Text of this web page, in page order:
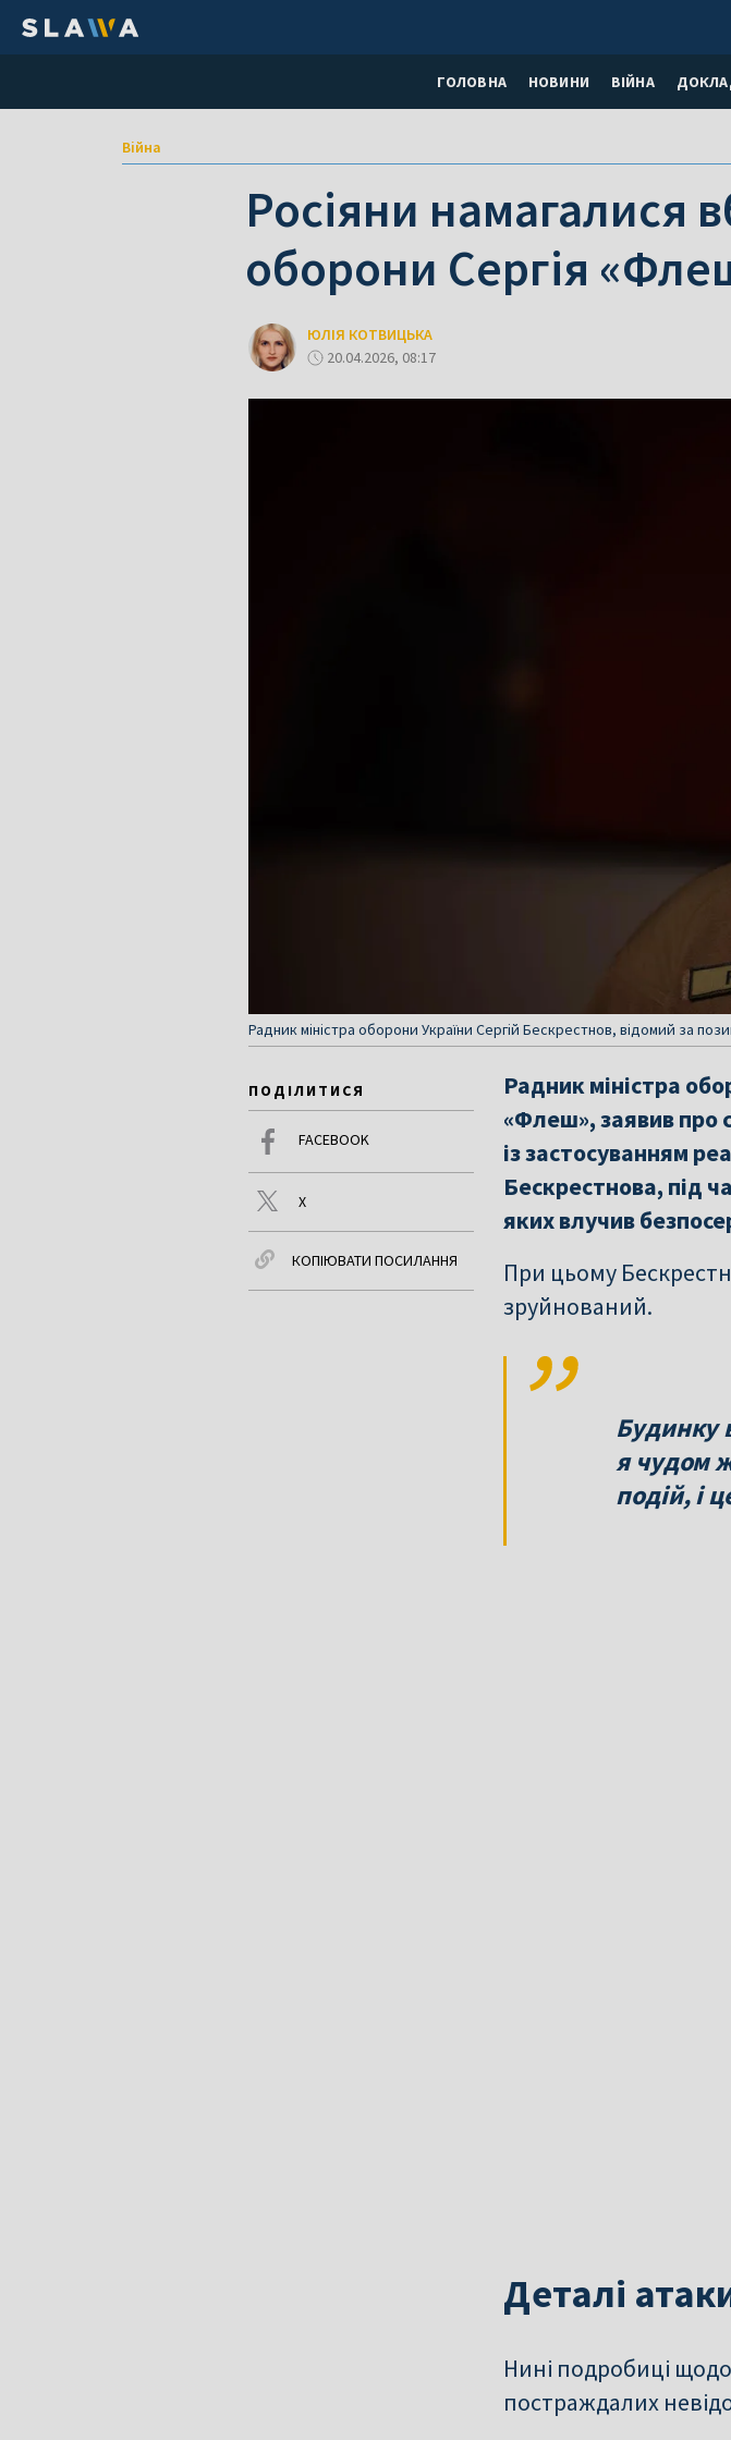
ГОЛОВНА НОВИНИ ВІЙНА
Війна
Росіяни намагалися
оборони Сергія
ЮЛІЯ КОТВИЦЬКА
20.04.2026, 08:17
Радник міністра оборони України Сергій Бескрестнов, відомий за
ПОДІЛИТИСЯ
FACEBOOK
X
КОПІЮВАТИ ПОСИЛАННЯ
Радник міністра
«Флеш», заявив про
із застосуванням
Бескрестнова, під
яких влучив
При цьому
зруйнований.
Будинку
я чудом
подій, і
Деталі
Нині подробиці
постраждалих